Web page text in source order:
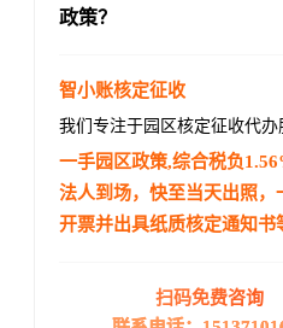
政策？
智小账核定征收
我们专注于园区核定征收代办
一手园区政策,综合税负
法人到场，快至当天出照，
开票并出具纸质核定通知书
扫码免费咨询